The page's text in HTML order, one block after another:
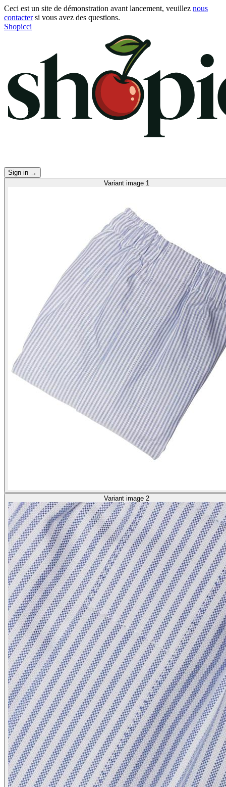
Ceci est un site de démonstration avant lancement, veuillez nous
contactersi vous avez des questions.
Shopicci
Sign in →
Variant image 1
Variant image 2